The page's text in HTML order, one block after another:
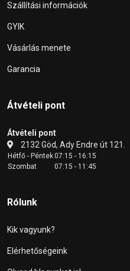
Szállítási információk
GYIK
Vásárlás menete
Garancia
Átvételi pont
Átvételi pont
2132 Göd, Ady Endre út 121.
Hétfő - Péntek07:15 - 16:15
Szombat
07:15 - 11:45
Rólunk
Kik vagyunk?
Elérhetőségeink